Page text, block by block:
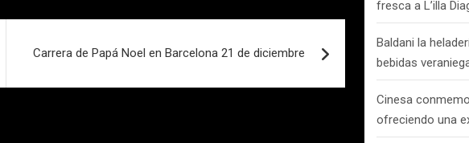
Carrera de Papá Noel en Barcelona 21 de diciembre
fresca a L’illa
Baldani la
bebidas
Cinesa
ofreciendo una